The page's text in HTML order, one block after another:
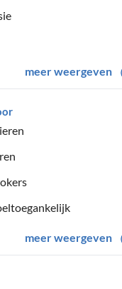
meer weergeven
meer weergeven